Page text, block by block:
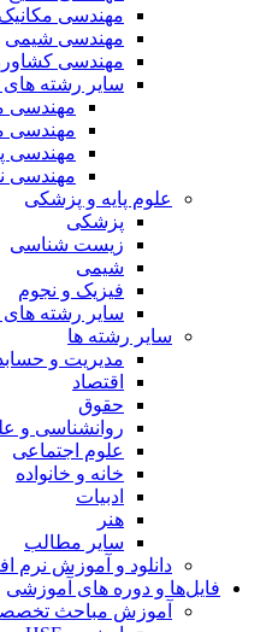
مهندسی مکانیک
مهندسی شیمی
مهندسی کشاورزی
سایر رشته های
مهندسی مواد
مهندسی معدن
مهندسی
مهندسی
علوم پایه و پزشکی
پزشکی
زیست شناسی
شیمی
فیزیک و نجوم
سایر رشته های علوم
سایر رشته ها
مدیریت و حسابداری
اقتصاد
حقوق
روانشناسی و علوم
علوم اجتماعی
خانه و خانواده
ادبیات
هنر
سایر مطالب
دانلود و آموزش نرم افزار
فایل‌ها و دوره های آموزشی
آموزش مباحث تخصصی